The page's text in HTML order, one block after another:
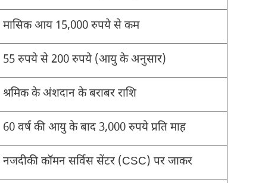
मासिक आय 15,000 रुपये से कम
55 रुपये से 200 रुपये (आयु के अनुसार)
श्रमिक के अंशदान के बराबर राशि
60 वर्ष की आयु के बाद 3,000 रुपये प्रति माह
नजदीकी कॉमन सर्विस सेंटर (CSC) पर जाकर